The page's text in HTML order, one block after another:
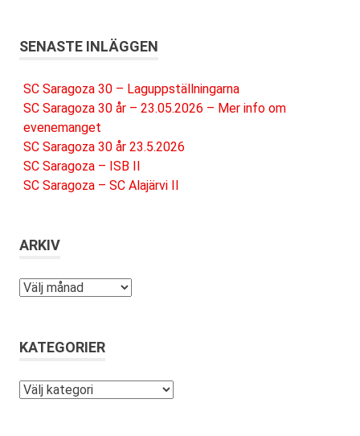
SENASTE INLÄGGEN
SC Saragoza 30 – Laguppställningarna
SC Saragoza 30 år – 23.05.2026 – Mer info om
evenemanget
SC Saragoza 30 år 23.5.2026
SC Saragoza – ISB II
SC Saragoza – SC Alajärvi II
ARKIV
Arkiv
KATEGORIER
Kategorier